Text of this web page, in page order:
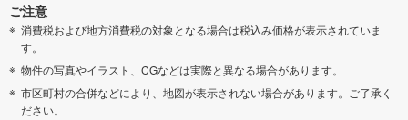
ご注意
消費税および地方消費税の対象となる場合は税込み価格が表示されていま
す。
物件の写真やイラスト、CGなどは実際と異なる場合があります。
市区町村の合併などにより、地図が表示されない場合があります。ご了承く
ださい。